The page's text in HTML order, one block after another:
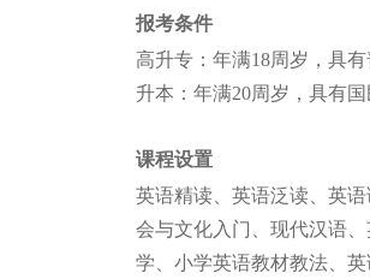
报考条件
高升专：年满18周岁，具
升本：年满20周岁，具有
课程设置
英语精读、英语泛读、英
会与文化入门、现代汉语
学、小学英语教材教法、